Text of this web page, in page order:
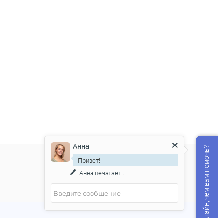
Мы онлайн, чем вам помочь?
Анна
Привет!
Анна печатает...